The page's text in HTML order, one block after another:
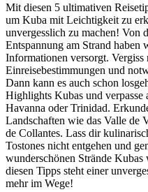
Mit diesen 5 ultimativen
um Kuba mit Leichtigkeit zu
unvergesslich zu machen! Von
Entspannung am Strand
Informationen versorgt.
Einreisebestimmungen und
Dann kann es auch schon
Highlights Kubas und
Havanna oder Trinidad.
Landschaften wie das Valle de
de Collantes. Lass dir
Tostones nicht entgehen und
wunderschönen Strände
diesen Tipps steht einer
mehr im Wege!